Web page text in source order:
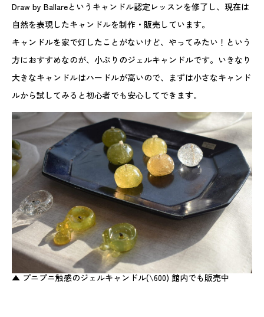
Draw by Ballareというキャンドル認定レッスンを修了し、現在は
自然を表現したキャンドルを制作・販売しています。
キャンドルを家で灯したことがないけど、やってみたい！という
方におすすめなのが、小ぶりのジェルキャンドルです。いきなり
大きなキャンドルはハードルが高いので、まずは小さなキャンド
ルから試してみると初心者でも安心してできます。
▲ プニプニ触感のジェルキャンドル(\600) 館内でも販売中